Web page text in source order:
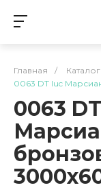
Главная /
0063 DT luc
0063